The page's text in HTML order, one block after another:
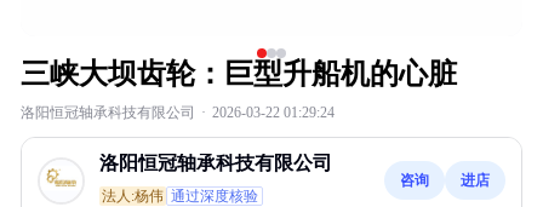
三峡大坝齿轮：巨型升船机的心脏
洛阳恒冠轴承科技有限公司 · 2026-03-22 01:29:24
洛阳恒冠轴承科技有限公司
法人:杨伟 通过深度核验
咨询 进店